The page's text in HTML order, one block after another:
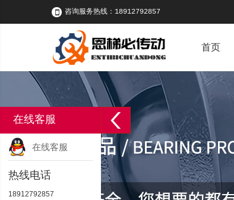
咨询服务热线：18912792857
首页
在线客服
在线客服
热线电话
18912792857